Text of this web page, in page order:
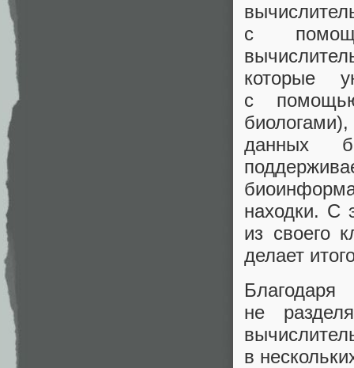
с
которые
с помощью
данных
находки. С
из своего
делает
не
в